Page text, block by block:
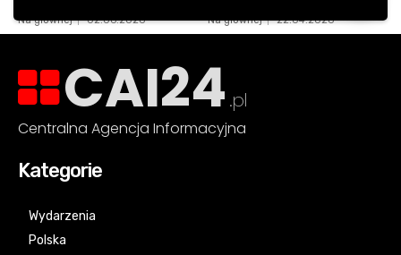
CAI24 .pl
Centralna Agencja Informacyjna
Kategorie
Wydarzenia
Polska